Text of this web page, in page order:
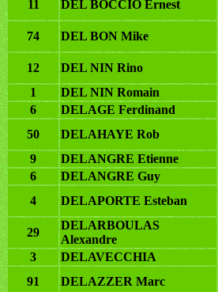
11 DEL BOCCIO Ernest
74 DEL BON Mike
12 DEL NIN Rino
1
DEL NIN Romain
6
DELAGE Ferdinand
50
DELAHAYE Rob
9
DELANGRE Etienne
6
DELANGRE Guy
4
DELAPORTE Esteban
29
DELARBOULAS
Alexandre
3
DELAVECCHIA
91
DELAZZER Marc